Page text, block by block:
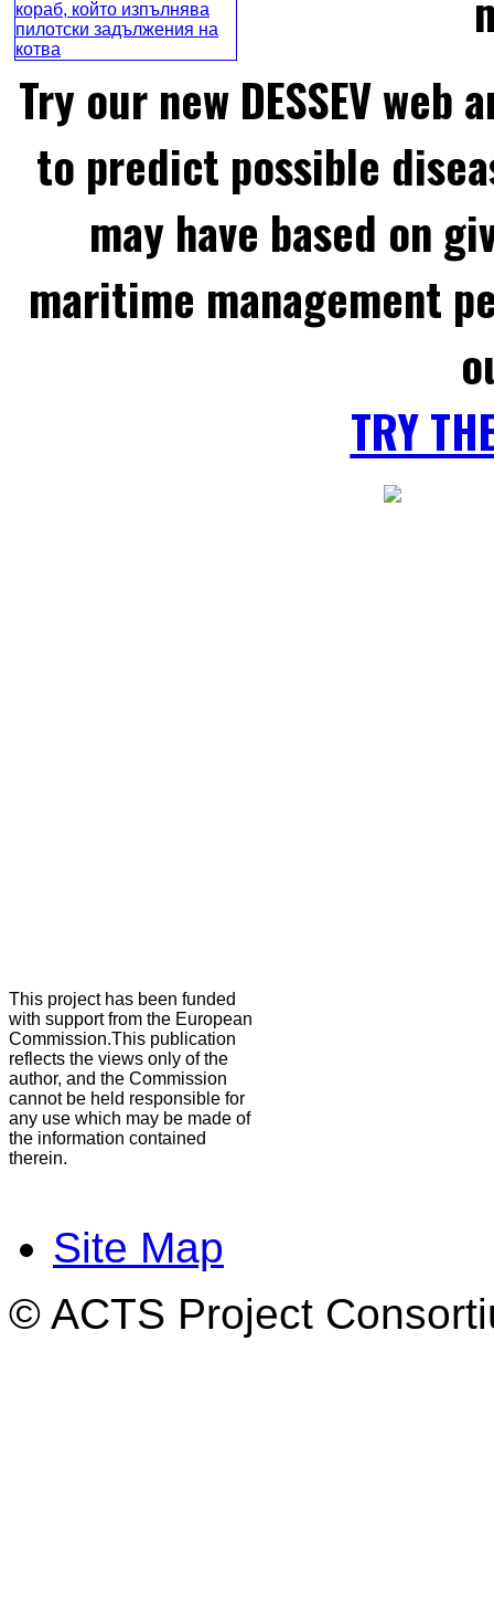
Try our new DESSEV
to predict possible
may have based on
maritime management
TRY
This project has been funded
with support from the European
Commission.This publication
reflects the views only of the
author, and the Commission
cannot be held responsible for
any use which may be made of
the information contained
therein.
Site Map
© ACTS Project